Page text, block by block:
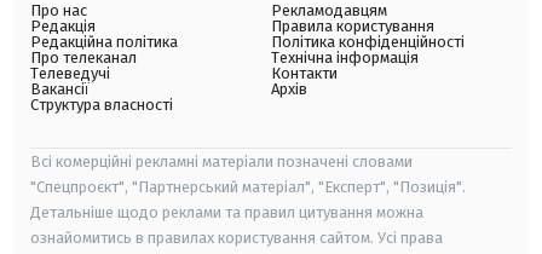
Про нас
Редакція
Редакційна політика
Про телеканал
Телеведучі
Вакансії
Структура власності
Рекламодавцям
Правила користування
Політика конфіденційності
Технічна інформація
Контакти
Архів
Всі комерційні рекламні матеріали позначені словами
"Спецпроєкт", "Партнерський матеріал", "Експерт", "Позиція".
Детальніше щодо реклами та правил цитування можна
ознайомитись в правилах користування сайтом. Усі права